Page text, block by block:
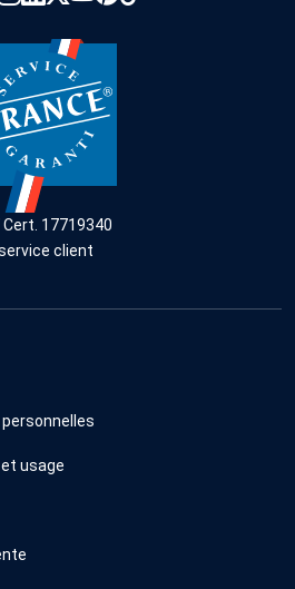
Cert. 17719340
client
usage